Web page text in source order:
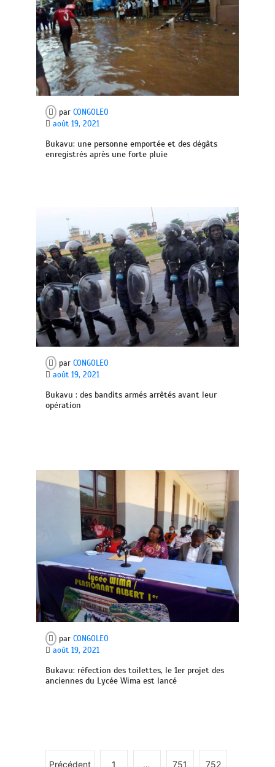
par CONGOLEO
août 19, 2021
Bukavu: une personne emportée et des dégâts
enregistrés après une forte pluie
par CONGOLEO
août 19, 2021
Bukavu : des bandits armés arrêtés avant leur
opération
par CONGOLEO
août 19, 2021
Bukavu: réfection des toilettes, le 1er projet des
anciennes du Lycée Wima est lancé
Précédent 1 … 751 752